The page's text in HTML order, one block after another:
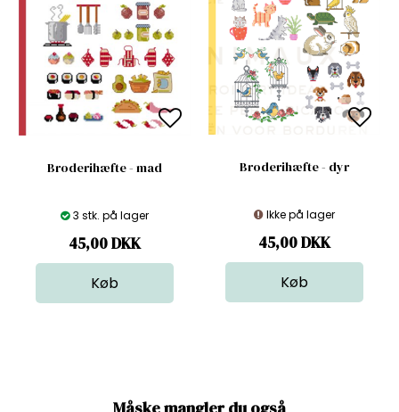
Broderihæfte - mad
3 stk. på lager
45,00DKK
Broderihæfte - dyr
Ikke på lager
45,00DKK